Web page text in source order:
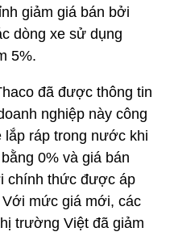
giảm giá bán bởi
dòng xe sử dụng
5%.
đã được thông tin
nghiệp này công
lắp ráp trong nước khi
0% và giá bán
chính thức được áp
mức giá mới, các
trường Việt đã giảm